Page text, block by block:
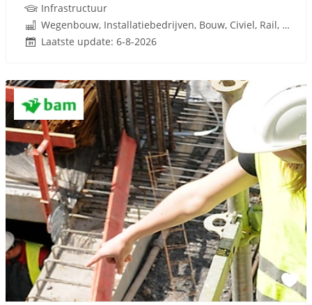
Infrastructuur
Wegenbouw, Installatiebedrijven, Bouw, Civiel, Rail, Infrastructuren
Laatste update: 6-8-2026